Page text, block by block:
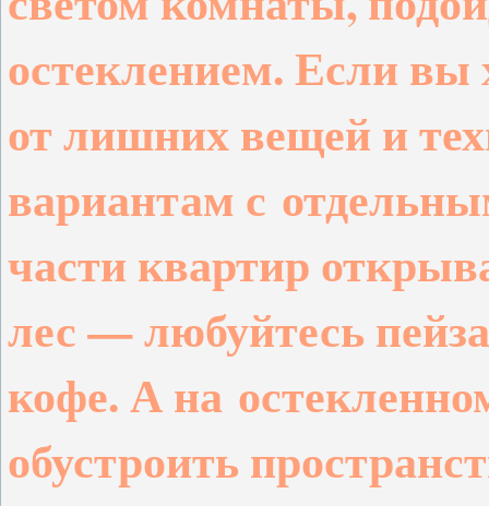
остеклением. Если вы
от лишних вещей и
вариантам с
части квартир
лес — любуйтесь
кофе. А на
обустроить